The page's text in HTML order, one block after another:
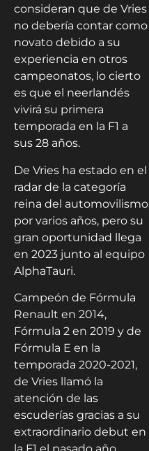
consideran que de Vries
no debería contar como
novato debido a su
experiencia en otros
campeonatos, lo cierto
es que el neerlandés
vivirá su primera
temporada en la F1 a
sus 28 años.
De Vries ha estado en el
radar de la categoría
reina del automovilismo
por varios años, pero su
gran oportunidad llega
en 2023 junto al equipo
AlphaTauri.
Campeón de Fórmula
Renault en 2014,
Fórmula 2 en 2019 y de
Fórmula E en la
temporada 2020-2021,
de Vries llamó la
atención de las
escuderías gracias a su
extraordinario debut en